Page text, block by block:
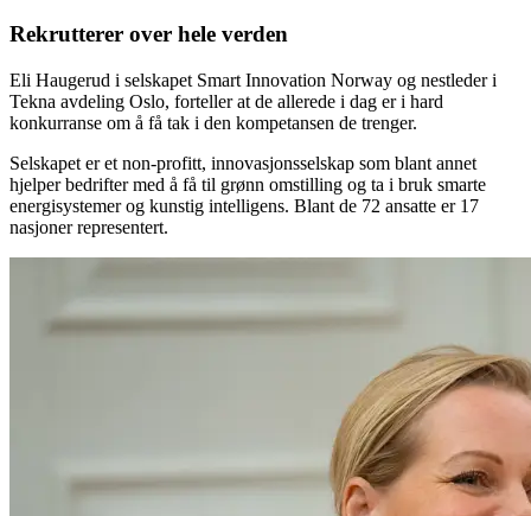
Rekrutterer over hele verden
Eli Haugerud i selskapet Smart Innovation Norway og nestleder i
Tekna avdeling Oslo, forteller at de allerede i dag er i hard
konkurranse om å få tak i den kompetansen de trenger.
Selskapet er et non-profitt, innovasjonsselskap som blant annet
hjelper bedrifter med å få til grønn omstilling og ta i bruk smarte
energisystemer og kunstig intelligens. Blant de 72 ansatte er 17
nasjoner representert.